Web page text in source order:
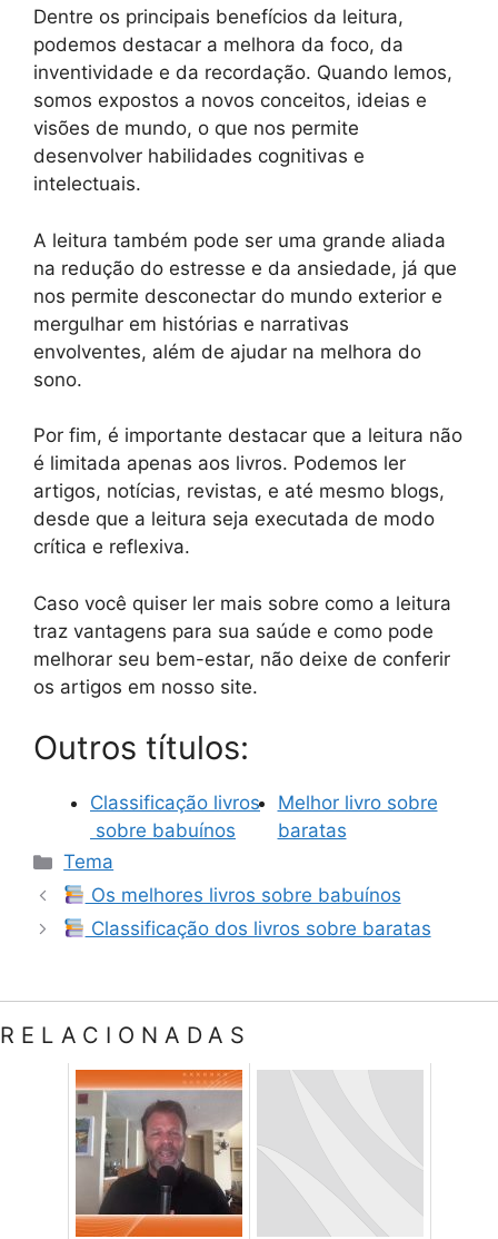
Dentre os principais benefícios da leitura,
podemos destacar a melhora da foco, da
inventividade e da recordação. Quando lemos,
somos expostos a novos conceitos, ideias e
visões de mundo, o que nos permite
desenvolver habilidades cognitivas e
intelectuais.
A leitura também pode ser uma grande aliada
na redução do estresse e da ansiedade, já que
nos permite desconectar do mundo exterior e
mergulhar em histórias e narrativas
envolventes, além de ajudar na melhora do
sono.
Por fim, é importante destacar que a leitura não
é limitada apenas aos livros. Podemos ler
artigos, notícias, revistas, e até mesmo blogs,
desde que a leitura seja executada de modo
crítica e reflexiva.
Caso você quiser ler mais sobre como a leitura
traz vantagens para sua saúde e como pode
melhorar seu bem-estar, não deixe de conferir
os artigos em nosso site.
Outros títulos:
Classificação livros
sobre babuínos
Melhor livro sobre
baratas
Categorias
Tema
Os melhores livros sobre babuínos
Classificação dos livros sobre baratas
RELACIONADAS